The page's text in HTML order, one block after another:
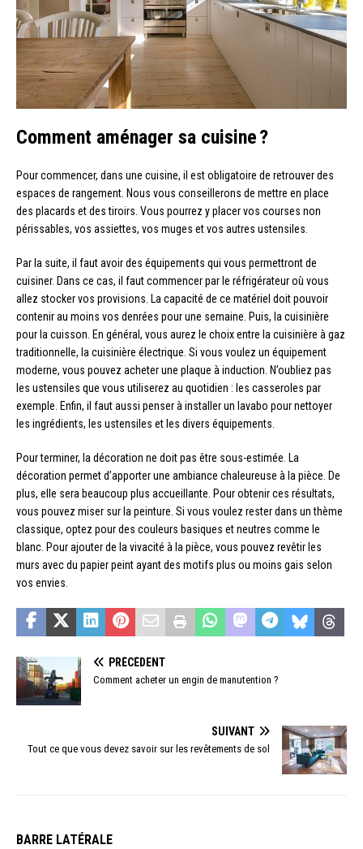
Comment aménager sa cuisine ?
Pour commencer, dans une cuisine, il est obligatoire de retrouver des
espaces de rangement. Nous vous conseillerons de mettre en place
des placards et des tiroirs. Vous pourrez y placer vos courses non
périssables, vos assiettes, vos muges et vos autres ustensiles.
Par la suite, il faut avoir des équipements qui vous permettront de
cuisiner. Dans ce cas, il faut commencer par le réfrigérateur où vous
allez stocker vos provisions. La capacité de ce matériel doit pouvoir
contenir au moins vos denrées pour une semaine. Puis, la cuisinière
pour la cuisson. En général, vous aurez le choix entre la cuisinière à gaz
traditionnelle, la cuisinière électrique. Si vous voulez un équipement
moderne, vous pouvez acheter une plaque à induction. N’oubliez pas
les ustensiles que vous utiliserez au quotidien : les casseroles par
exemple. Enfin, il faut aussi penser à installer un lavabo pour nettoyer
les ingrédients, les ustensiles et les divers équipements.
Pour terminer, la décoration ne doit pas être sous-estimée. La
décoration permet d’apporter une ambiance chaleureuse à la pièce. De
plus, elle sera beaucoup plus accueillante. Pour obtenir ces résultats,
vous pouvez miser sur la peinture. Si vous voulez rester dans un thème
classique, optez pour des couleurs basiques et neutres comme le
blanc. Pour ajouter de la vivacité à la pièce, vous pouvez revêtir les
murs avec du papier peint ayant des motifs plus ou moins gais selon
vos envies.
PRÉCÉDENT
Comment acheter un engin de manutention ?
SUIVANT
Tout ce que vous devez savoir sur les revêtements de sol
BARRE LATÉRALE